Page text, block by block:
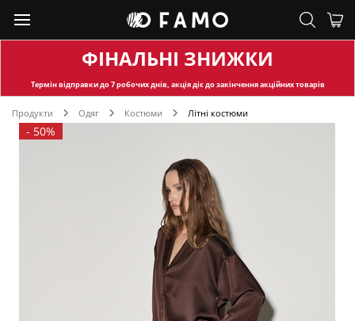
ФІНАЛЬНІ ЗНИЖКИ
Термін відправкидо 7 робочих днів, акція діє до закінчення акційних товарів
Продукти Одяг Костюми Літні костюми
- 50%